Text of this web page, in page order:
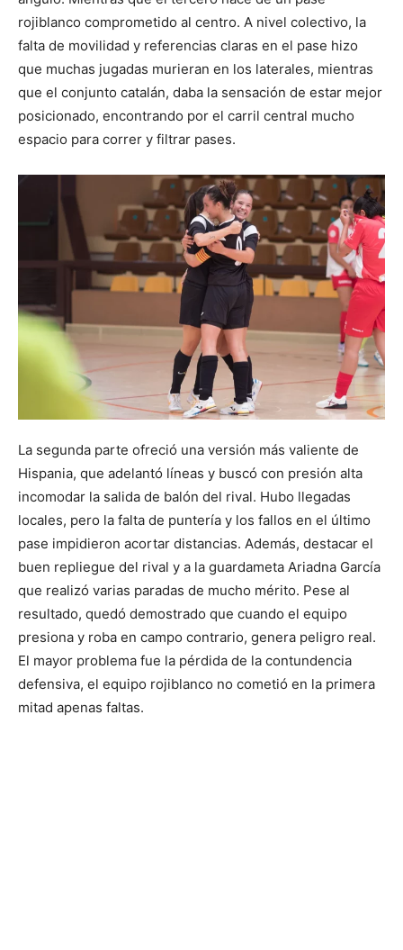
rojiblanco comprometido al centro. A nivel colectivo, la
falta de movilidad y referencias claras en el pase hizo
que muchas jugadas murieran en los laterales, mientras
que el conjunto catalán, daba la sensación de estar mejor
posicionado, encontrando por el carril central mucho
espacio para correr y filtrar pases.
La segunda parte ofreció una versión más valiente de
Hispania, que adelantó líneas y buscó con presión alta
incomodar la salida de balón del rival. Hubo llegadas
locales, pero la falta de puntería y los fallos en el último
pase impidieron acortar distancias. Además, destacar el
buen repliegue del rival y a la guardameta Ariadna García
que realizó varias paradas de mucho mérito. Pese al
resultado, quedó demostrado que cuando el equipo
presiona y roba en campo contrario, genera peligro real.
El mayor problema fue la pérdida de la contundencia
defensiva, el equipo rojiblanco no cometió en la primera
mitad apenas faltas.